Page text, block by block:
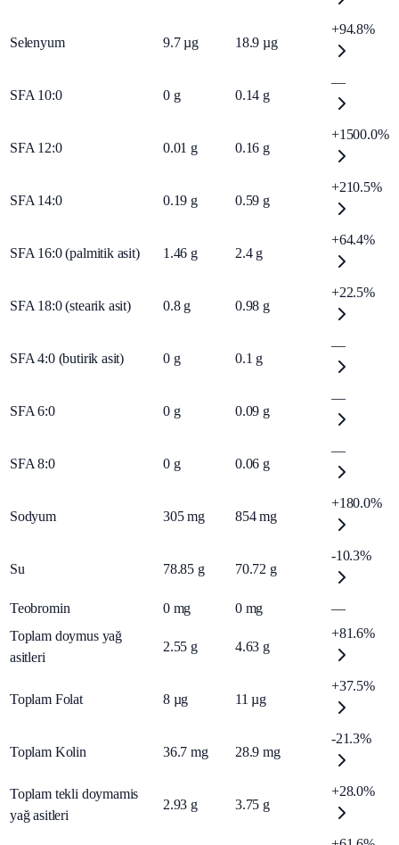
Selenyum 9.7 µg 18.9 µg
+94.8%
SFA 10:0 0 g 0.14 g
—
SFA 12:0 0.01 g 0.16 g
+1500.0%
SFA 14:0 0.19 g 0.59 g
+210.5%
SFA 16:0 (palmitik asit) 1.46 g 2.4 g
+64.4%
SFA 18:0 (stearik asit) 0.8 g 0.98 g
+22.5%
SFA 4:0 (butirik asit) 0 g 0.1 g
—
SFA 6:0 0 g 0.09 g
—
SFA 8:0 0 g 0.06 g
—
Sodyum 305 mg 854 mg
+180.0%
Su 78.85 g 70.72 g
-10.3%
Teobromin 0 mg 0 mg
—
Toplam doymus yağ
asitleri
2.55 g 4.63 g
+81.6%
Toplam Folat 8 µg 11 µg
+37.5%
Toplam Kolin 36.7 mg 28.9 mg
-21.3%
Toplam tekli doymamis
yağ asitleri
2.93 g 3.75 g
+28.0%